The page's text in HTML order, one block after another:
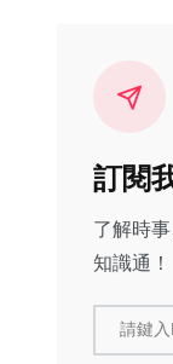
訂閱
了解時
知識通！
請鍵